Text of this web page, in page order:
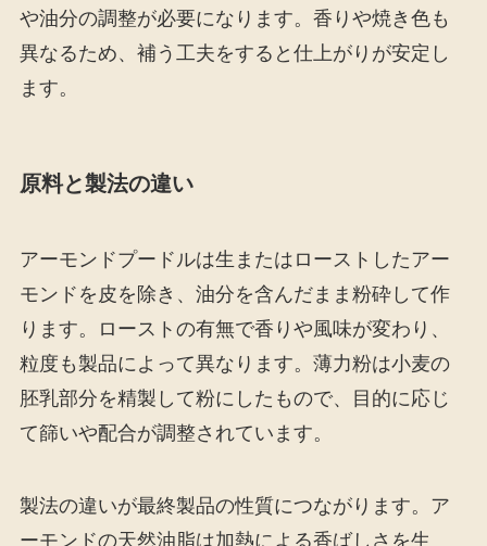
や油分の調整が必要になります。香りや焼き色も
異なるため、補う工夫をすると仕上がりが安定し
ます。
原料と製法の違い
アーモンドプードルは生またはローストしたアー
モンドを皮を除き、油分を含んだまま粉砕して作
ります。ローストの有無で香りや風味が変わり、
粒度も製品によって異なります。薄力粉は小麦の
胚乳部分を精製して粉にしたもので、目的に応じ
て篩いや配合が調整されています。
製法の違いが最終製品の性質につながります。ア
ーモンドの天然油脂は加熱による香ばしさを生